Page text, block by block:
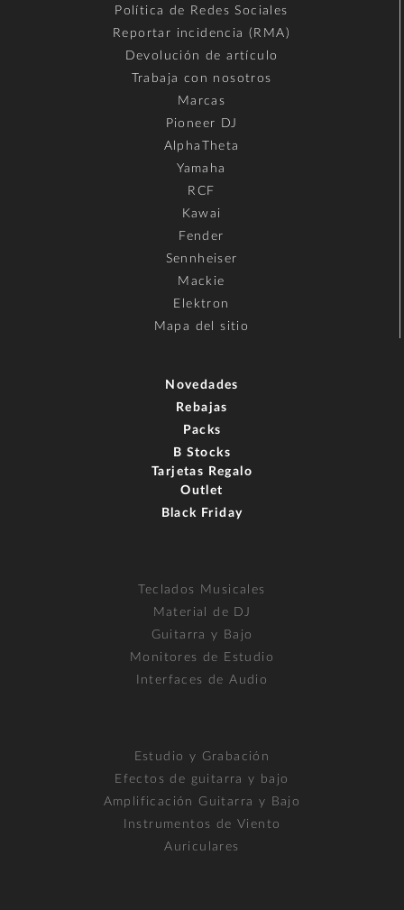
Política de Redes Sociales
Reportar incidencia (RMA)
Devolución de artículo
Trabaja con nosotros
Marcas
Pioneer DJ
AlphaTheta
Yamaha
RCF
Kawai
Fender
Sennheiser
Mackie
Elektron
Mapa del sitio
Novedades
Rebajas
Packs
B Stocks
Tarjetas Regalo
Outlet
Black Friday
Teclados Musicales
Material de DJ
Guitarra y Bajo
Monitores de Estudio
Interfaces de Audio
Estudio y Grabación
Efectos de guitarra y bajo
Amplificación Guitarra y Bajo
Instrumentos de Viento
Auriculares